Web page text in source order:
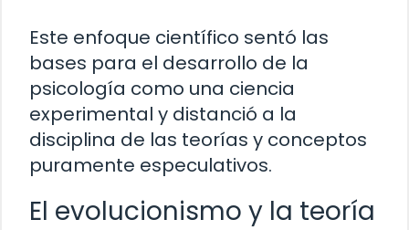
Este enfoque científico sentó las
bases para el desarrollo de la
psicología como una ciencia
experimental y distanció a la
disciplina de las teorías y conceptos
puramente especulativos.
El evolucionismo y la teoría